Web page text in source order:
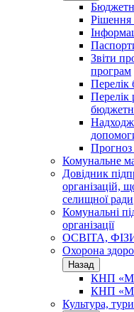
Звіти
програм
Перелік
Перелік
Комунальне
Довідник
організацій,
селищної ради
Комунальні
організації
ОСВІТА,
Охорона
Назад
КНП
КНП
Культура,